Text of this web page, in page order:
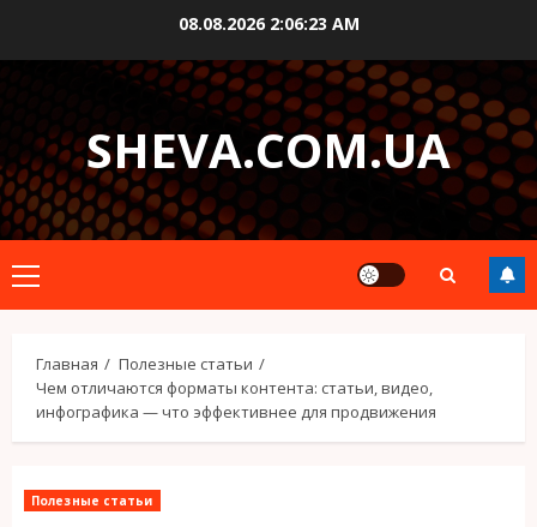
содержимому
08.08.2026 2:06:24 AM
SHEVA.COM.UA
Основное
меню
Главная
Полезные статьи
Чем отличаются форматы контента: статьи, видео,
инфографика — что эффективнее для продвижения
Полезные статьи